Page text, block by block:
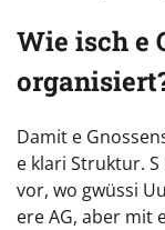
Wie isch e
Damit e
e klari Struktur.
vor, wo gwüssi
ere AG, aber mit